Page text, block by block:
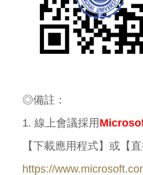
◎備註：
1. 線上會議採用
【下載應用程式】或【
https://